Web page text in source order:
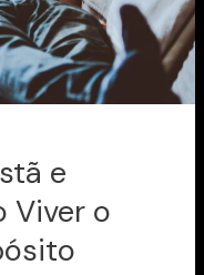
e
Viver o